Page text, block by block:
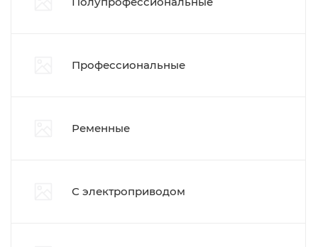
Профессиональные
Ременные
С электроприводом